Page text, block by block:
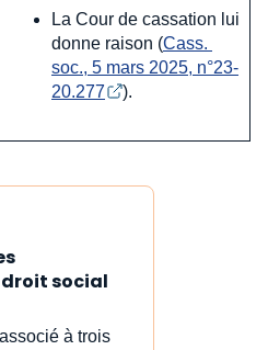
La Cour de cassation lui
donne raison (Cass.
soc., 5 mars 2025, n°23-
20.277
).
social
à trois